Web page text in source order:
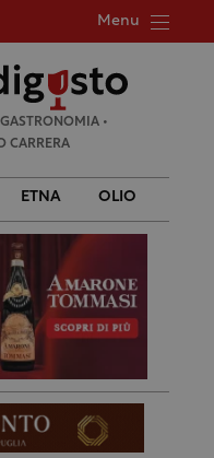
Menu
•
CARRERA
ETNA OLIO